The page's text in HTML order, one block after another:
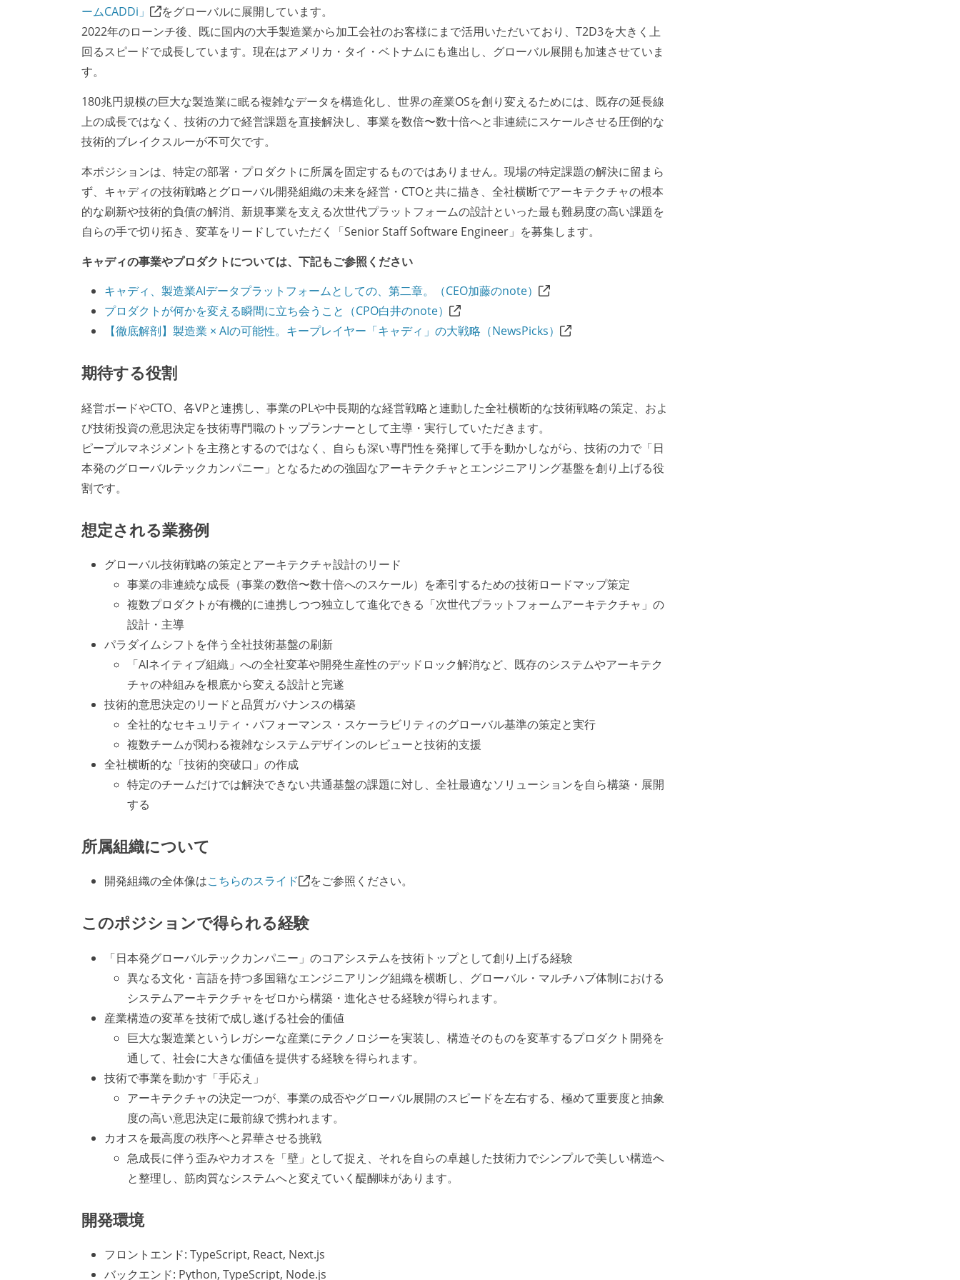
ームCADDi」
をグローバルに展開しています。
2022年のローンチ後、既に国内の大手製造業から加工会社のお客様にまで活用いただいており、T2D3を大きく上
回るスピードで成長しています。現在はアメリカ・タイ・ベトナムにも進出し、グローバル展開も加速させていま
す。
180兆円規模の巨大な製造業に眠る複雑なデータを構造化し、世界の産業OSを創り変えるためには、既存の延長線
上の成長ではなく、技術の力で経営課題を直接解決し、事業を数倍〜数十倍へと非連続にスケールさせる圧倒的な
技術的ブレイクスルーが不可欠です。
本ポジションは、特定の部署・プロダクトに所属を固定するものではありません。現場の特定課題の解決に留まら
ず、キャディの技術戦略とグローバル開発組織の未来を経営・CTOと共に描き、全社横断でアーキテクチャの根本
的な刷新や技術的負債の解消、新規事業を支える次世代プラットフォームの設計といった最も難易度の高い課題を
自らの手で切り拓き、変革をリードしていただく「Senior Staff Software Engineer」を募集します。
キャディの事業やプロダクトについては、下記もご参照ください
キャディ、製造業AIデータプラットフォームとしての、第二章。（CEO加藤のnote）
プロダクトが何かを変える瞬間に立ち会うこと（CPO白井のnote）
【徹底解剖】製造業 × AIの可能性。キープレイヤー「キャディ」の大戦略（NewsPicks）
期待する役割
経営ボードやCTO、各VPと連携し、事業のPLや中長期的な経営戦略と連動した全社横断的な技術戦略の策定、およ
び技術投資の意思決定を技術専門職のトップランナーとして主導・実行していただきます。
ピープルマネジメントを主務とするのではなく、自らも深い専門性を発揮して手を動かしながら、技術の力で「日
本発のグローバルテックカンパニー」となるための強固なアーキテクチャとエンジニアリング基盤を創り上げる役
割です。
想定される業務例
グローバル技術戦略の策定とアーキテクチャ設計のリード
事業の非連続な成長（事業の数倍〜数十倍へのスケール）を牽引するための技術ロードマップ策定
複数プロダクトが有機的に連携しつつ独立して進化できる「次世代プラットフォームアーキテクチャ」の
設計・主導
パラダイムシフトを伴う全社技術基盤の刷新
「AIネイティブ組織」への全社変革や開発生産性のデッドロック解消など、既存のシステムやアーキテク
チャの枠組みを根底から変える設計と完遂
技術的意思決定のリードと品質ガバナンスの構築
全社的なセキュリティ・パフォーマンス・スケーラビリティのグローバル基準の策定と実行
複数チームが関わる複雑なシステムデザインのレビューと技術的支援
全社横断的な「技術的突破口」の作成
特定のチームだけでは解決できない共通基盤の課題に対し、全社最適なソリューションを自ら構築・展開
する
所属組織について
開発組織の全体像はこちらのスライド をご参照ください。
このポジションで得られる経験
「日本発グローバルテックカンパニー」のコアシステムを技術トップとして創り上げる経験
異なる文化・言語を持つ多国籍なエンジニアリング組織を横断し、グローバル・マルチハブ体制における
システムアーキテクチャをゼロから構築・進化させる経験が得られます。
産業構造の変革を技術で成し遂げる社会的価値
巨大な製造業というレガシーな産業にテクノロジーを実装し、構造そのものを変革するプロダクト開発を
通して、社会に大きな価値を提供する経験を得られます。
技術で事業を動かす「手応え」
アーキテクチャの決定一つが、事業の成否やグローバル展開のスピードを左右する、極めて重要度と抽象
度の高い意思決定に最前線で携われます。
カオスを最高度の秩序へと昇華させる挑戦
急成長に伴う歪みやカオスを「壁」として捉え、それを自らの卓越した技術力でシンプルで美しい構造へ
と整理し、筋肉質なシステムへと変えていく醍醐味があります。
開発環境
フロントエンド: TypeScript, React, Next.js
バックエンド: Python, TypeScript, Node.js